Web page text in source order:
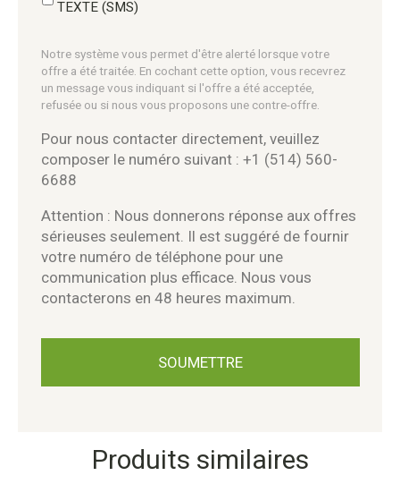
TEXTE (SMS)
Notre système vous permet d'être alerté lorsque votre
offre a été traitée. En cochant cette option, vous recevrez
un message vous indiquant si l'offre a été acceptée,
refusée ou si nous vous proposons une contre-offre.
Pour nous contacter directement, veuillez
composer le numéro suivant : +1 (514) 560-
6688
Attention : Nous donnerons réponse aux offres
sérieuses seulement. Il est suggéré de fournir
votre numéro de téléphone pour une
communication plus efficace. Nous vous
contacterons en 48 heures maximum.
Produits similaires